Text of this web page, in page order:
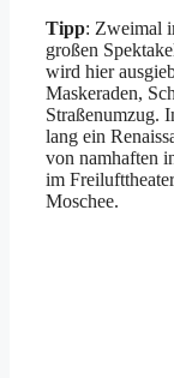
Tipp: Zweimal
großen
wird hier
Maskeraden,
Straßenumzug.
lang ein
von namhaften
im
Moschee.